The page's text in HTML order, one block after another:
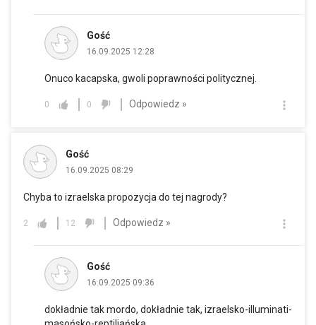
Gość
16.09.2025 12:28
Onuco kacapska, gwoli poprawności politycznej.
0 0 Odpowiedz »
Gość
16.09.2025 08:29
Chyba to izraelska propozycja do tej nagrody?
2 12 Odpowiedz »
Gość
16.09.2025 09:36
dokładnie tak mordo, dokładnie tak, izraelsko-illuminati-